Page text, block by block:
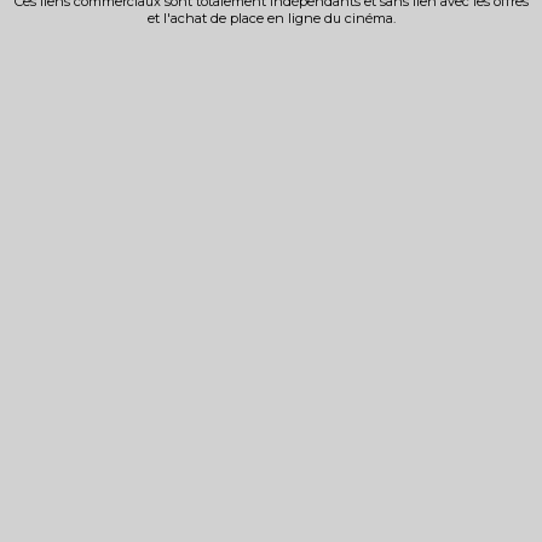
et l'achat de place en ligne du cinéma.